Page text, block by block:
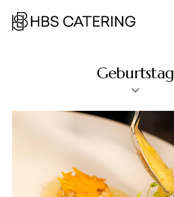
Geburtstag